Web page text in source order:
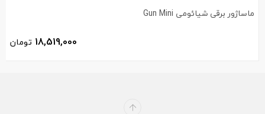
ماساژور برقی شیائومی Gun Mini
18,519,000 تومان